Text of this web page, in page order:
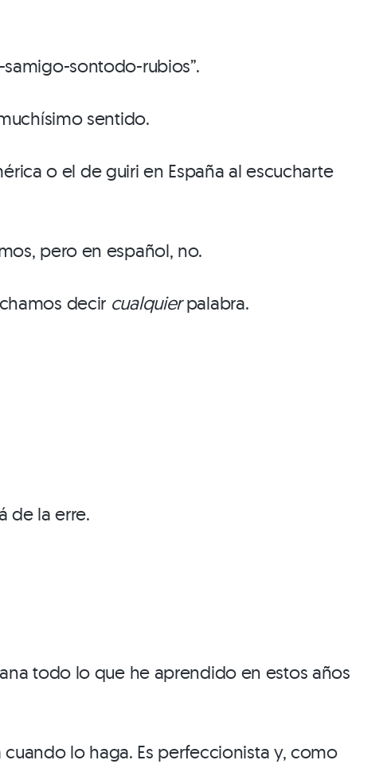
sontodo-rubios”.
sentido.
o el de guiri en España al escucharte
pero en español, no.
decir cualquierpalabra.
de la erre.
todo lo que he aprendido en estos años
lo haga. Es perfeccionista y, como